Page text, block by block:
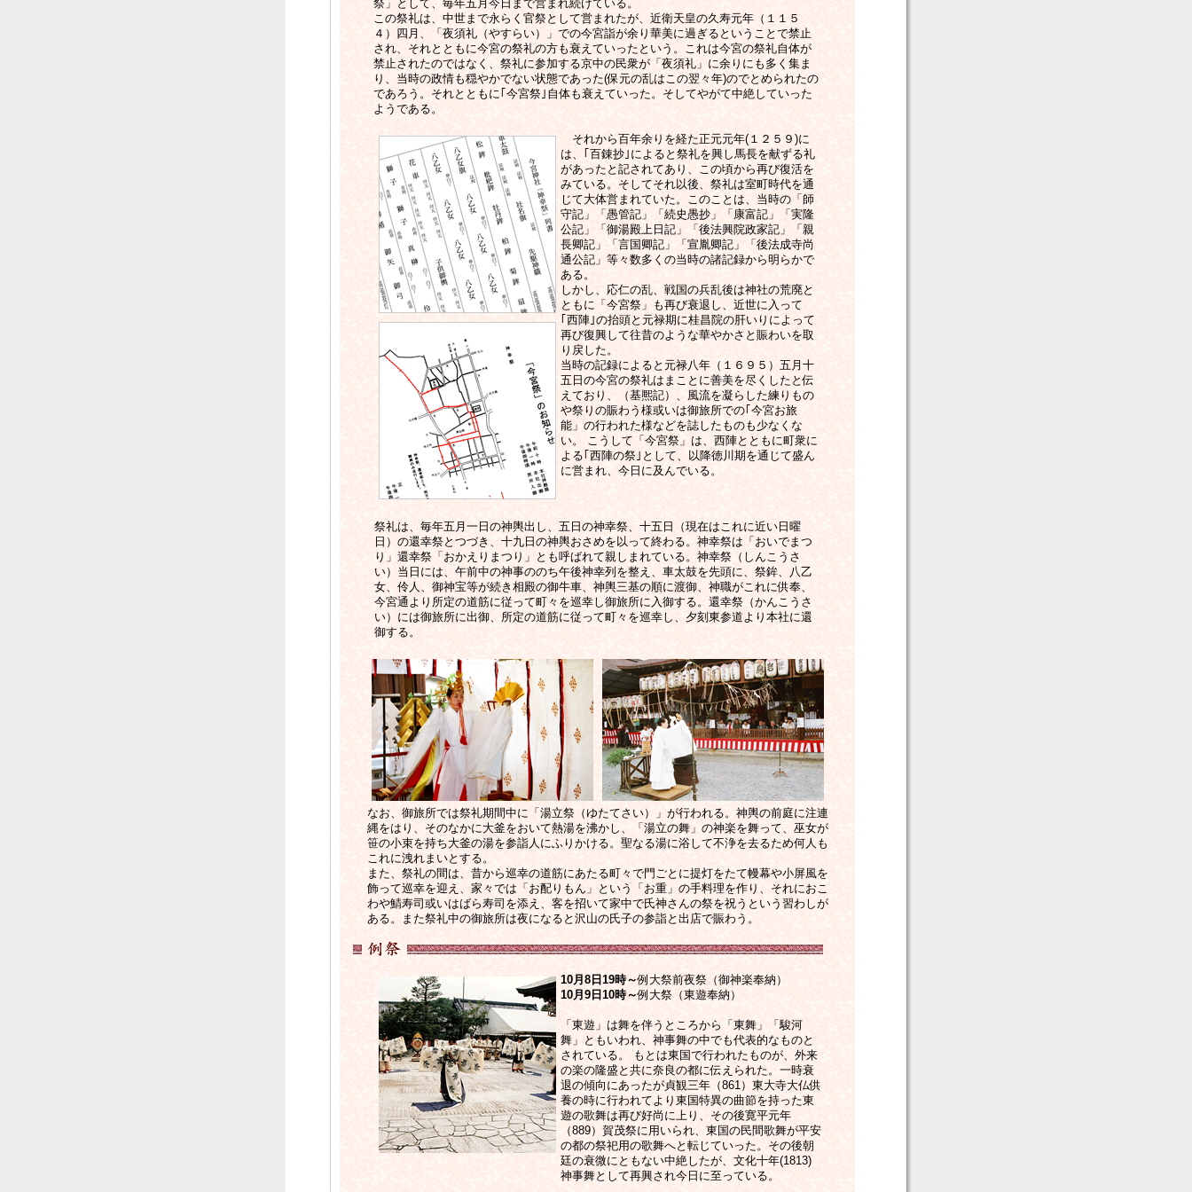
祭」として、毎年五月今日まで営まれ続けている。
この祭礼は、中世まで永らく官祭として営まれたが、近衛天皇の久寿元年（１１５
４）四月、「夜須礼（やすらい）」での今宮詣が余り華美に過ぎるということで禁止
され、それとともに今宮の祭礼の方も衰えていったという。これは今宮の祭礼自体が
禁止されたのではなく、祭礼に参加する京中の民衆が「夜須礼」に余りにも多く集ま
り、当時の政情も穏やかでない状態であった(保元の乱はこの翌々年)のでとめられたの
であろう。それとともに｢今宮祭｣自体も衰えていった。そしてやがて中絶していった
ようである。
それから百年余りを経た正元元年(１２５９)に
は、｢百錬抄｣によると祭礼を興し馬長を献ずる礼
があったと記されてあり、この頃から再び復活を
みている。そしてそれ以後、祭礼は室町時代を通
じて大体営まれていた。このことは、当時の「師
守記」「愚管記」「続史愚抄」「康富記」「実隆
公記」「御湯殿上日記」「後法興院政家記」「親
長卿記」「言国卿記」「宣胤卿記」「後法成寺尚
通公記」等々数多くの当時の諸記録から明らかで
ある。
しかし、応仁の乱、戦国の兵乱後は神社の荒廃と
ともに「今宮祭」も再び衰退し、近世に入って
｢西陣｣の抬頭と元禄期に桂昌院の肝いりによって
再び復興して往昔のような華やかさと賑わいを取
り戻した。
当時の記録によると元禄八年（１６９５）五月十
五日の今宮の祭礼はまことに善美を尽くしたと伝
えており、（基熈記）、風流を凝らした練りもの
や祭りの賑わう様或いは御旅所での｢今宮お旅
能」の行われた様などを誌したものも少なくな
い。 こうして「今宮祭」は、西陣とともに町衆に
よる｢西陣の祭｣として、以降徳川期を通じて盛ん
に営まれ、今日に及んでいる。
祭礼は、毎年五月一日の神輿出し、五日の神幸祭、十五日（現在はこれに近い日曜
日）の還幸祭とつづき、十九日の神輿おさめを以って終わる。神幸祭は「おいでまつ
り」還幸祭「おかえりまつり」とも呼ばれて親しまれている。神幸祭（しんこうさ
い）当日には、午前中の神事ののち午後神幸列を整え、車太鼓を先頭に、祭鉾、八乙
女、伶人、御神宝等が続き相殿の御牛車、神輿三基の順に渡御、神職がこれに供奉、
今宮通より所定の道筋に従って町々を巡幸し御旅所に入御する。還幸祭（かんこうさ
い）には御旅所に出御、所定の道筋に従って町々を巡幸し、夕刻東参道より本社に還
御する。
なお、御旅所では祭礼期間中に「湯立祭（ゆたてさい）」が行われる。神輿の前庭に注連
縄をはり、そのなかに大釜をおいて熱湯を沸かし、「湯立の舞」の神楽を舞って、巫女が
笹の小束を持ち大釜の湯を参詣人にふりかける。聖なる湯に浴して不浄を去るため何人も
これに洩れまいとする。
また、祭礼の間は、昔から巡幸の道筋にあたる町々で門ごとに提灯をたて幔幕や小屏風を
飾って巡幸を迎え、家々では「お配りもん」という「お重」の手料理を作り、それにおこ
わや鯖寿司或いはばら寿司を添え、客を招いて家中で氏神さんの祭を祝うという習わしが
ある。また祭礼中の御旅所は夜になると沢山の氏子の参詣と出店で賑わう。
10月8日19時～例大祭前夜祭（御神楽奉納）
10月9日10時～例大祭（東遊奉納）
「東遊」は舞を伴うところから「東舞」「駿河
舞」ともいわれ、神事舞の中でも代表的なものと
されている。 もとは東国で行われたものが、外来
の楽の隆盛と共に奈良の都に伝えられた。一時衰
退の傾向にあったが貞観三年（861）東大寺大仏供
養の時に行われてより東国特異の曲節を持った東
遊の歌舞は再び好尚に上り、その後寛平元年
（889）賀茂祭に用いられ、東国の民間歌舞が平安
の都の祭祀用の歌舞へと転じていった。その後朝
廷の衰微にともない中絶したが、文化十年(1813)
神事舞として再興され今日に至っている。